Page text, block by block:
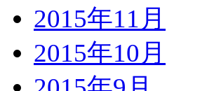
2015年11月
2015年10月